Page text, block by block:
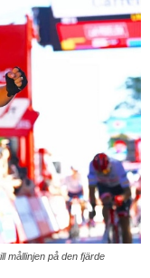
mållinjen på den fjärde